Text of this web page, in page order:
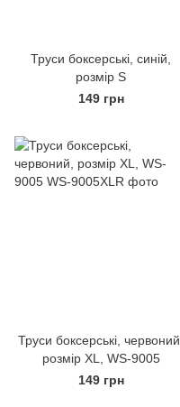
Труси боксерські, синій,
розмір S
149 грн
Труси боксерські, червоний,
розмір XL, WS-9005
149 грн